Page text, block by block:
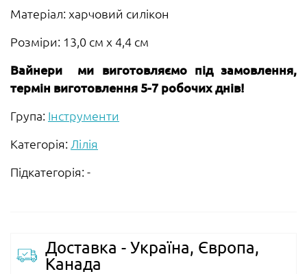
Матеріал: харчовий силікон
Розміри: 13,0 см х 4,4 см
Вайнери ми виготовляємо під замовлення,
термін виготовлення 5-7 робочих днів!
Група: Інструменти
Категорія: Лілія
Підкатегорія: -
Доставка - Україна, Європа,
Канада